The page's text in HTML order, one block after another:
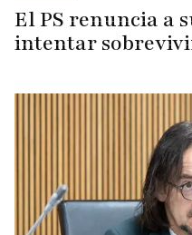
El PS renuncia a
intentar